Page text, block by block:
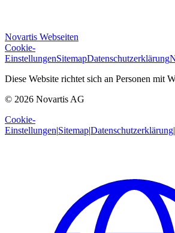
Novartis Webseiten
Cookie-
EinstellungenSitemapDatenschutzerklärung
Diese Website richtet sich an Personen mit
© 2026 Novartis AG
Cookie-
Einstellungen|Sitemap|Datenschutzerklärung|